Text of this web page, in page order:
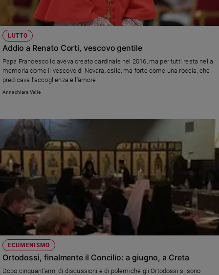
LUTTO
Addio a Renato Corti, vescovo gentile
Papa Francesco lo aveva creato cardinale nel 2016, ma per tutti resta nella
memoria come il vescovo di Novara, esile, ma forte come una roccia, che
predicava l'accoglienza e l'amore.
Annachiara Valle
ECUMENISMO
Ortodossi, finalmente il Concilio: a giugno, a Creta
Dopo cinquant'anni di discussioni e di polemiche gli Ortodossi si sono